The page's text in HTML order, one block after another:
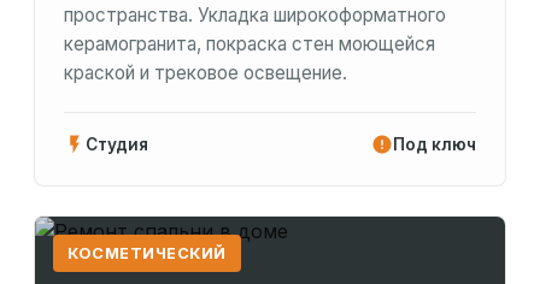
пространства. Укладка широкоформатного
керамогранита, покраска стен моющейся
краской и трековое освещение.
Студия Под ключ
КОСМЕТИЧЕСКИЙ